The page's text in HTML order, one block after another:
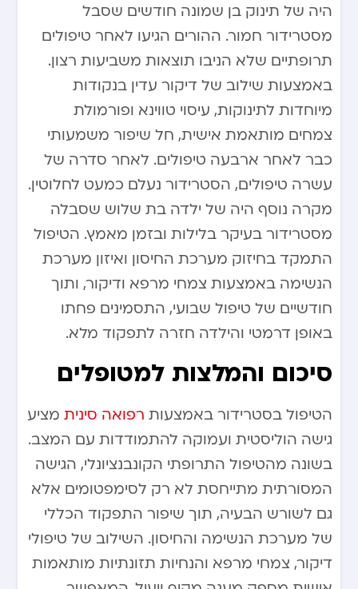
היה של תינוק בן שמונה חודשים שסבל
מסטרידור חמור. ההורים הגיעו לאחר טיפולים
תרופתיים שלא הניבו תוצאות משביעות רצון.
באמצעות שילוב של דיקור עדין בנקודות
מיוחדות לתינוקות, עיסוי טווינא ופורמולת
צמחים מותאמת אישית, חל שיפור משמעותי
כבר לאחר ארבעה טיפולים. לאחר סדרה של
עשרה טיפולים, הסטרידור נעלם כמעט לחלוטין.
מקרה נוסף היה של ילדה בת שלוש שסבלה
מסטרידור בעיקר בלילות ובזמן מאמץ. הטיפול
התמקד בחיזוק מערכת החיסון ואיזון מערכת
הנשימה באמצעות צמחי מרפא ודיקור, ותוך
חודשיים של טיפול שבועי, התסמינים פחתו
באופן דרמטי והילדה חזרה לתפקוד מלא.
סיכום והמלצות למטופלים
הטיפול בסטרידור באמצעות רפואה סינית מציע
גישה הוליסטית ועמוקה להתמודדות עם המצב.
בשונה מהטיפול התרופתי הקונבנציונלי, הגישה
המסורתית מתייחסת לא רק לסימפטומים אלא
גם לשורש הבעיה, תוך שיפור התפקוד הכללי
של מערכת הנשימה והחיסון. השילוב של טיפולי
דיקור, צמחי מרפא והנחיות תזונתיות מותאמות